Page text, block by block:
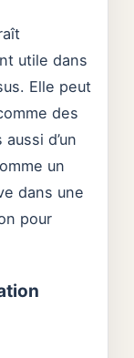
utile dans
Elle peut
des
d’un
un
dans une
pour